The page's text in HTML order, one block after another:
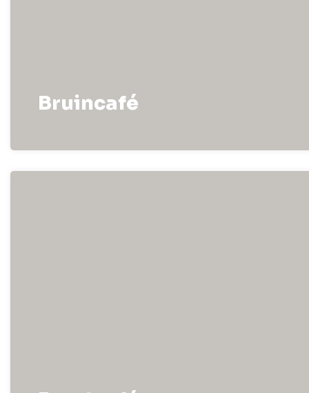
Bruincafé